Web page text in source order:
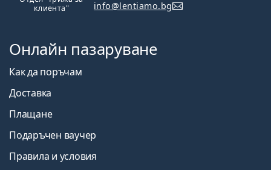
клиента"
info@lentiamo.bg
Онлайн пазаруване
Как да поръчам
Доставка
Плащане
Подаръчен ваучер
Правила и условия